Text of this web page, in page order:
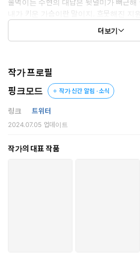
울먹이는 수현의 대답은 뒷덜미가 뻐근해
내가 키운 가슴이란 말이지. 흐뭇해진 지
데 눌러 잡고 가운을 거칠게 열어젖혀 개
수현이 허리를 뒤틀며 몸부림을 쳤다. 잘록
지고, 납작한 배가 들썩거렸다. 말랑한 배
이 저를 품느라 둥글게 부풀었을 상상을 하
어갔다.
“뭐 어때, 원래 빨던 건데.”
허리를 낮춘 지원이 불룩해진 자지를 수
더보기
작가 프로필
핑크모드
작가 신간 알림 · 소식
링크 트위터
2024.07.05 업데이트
작가의 대표 작품